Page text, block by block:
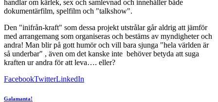
handlar om kärlek, sex och samlevnad och innehåller både
dokumentärfilm, spelfilm och "talkshow".
Den "inifrån-kraft" som dessa projekt utstrålar går aldrig att jämför
med arrangemang som organiseras och bestäms av myndigheter och
andra! Man blir på gott humör och vill bara sjunga "hela världen är
så underbar" , även om det kanske inte behöver betyda att suga
kraften ur andra för att leva…. eller?
FacebookTwitterLinkedIn
Galamanta!